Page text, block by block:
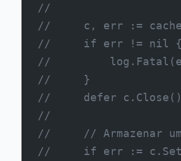
//
//     c, err :=
//     if err != nil {
//
//     }
//     defer c.Close()
//
//     // Armazenar
//     if err :=